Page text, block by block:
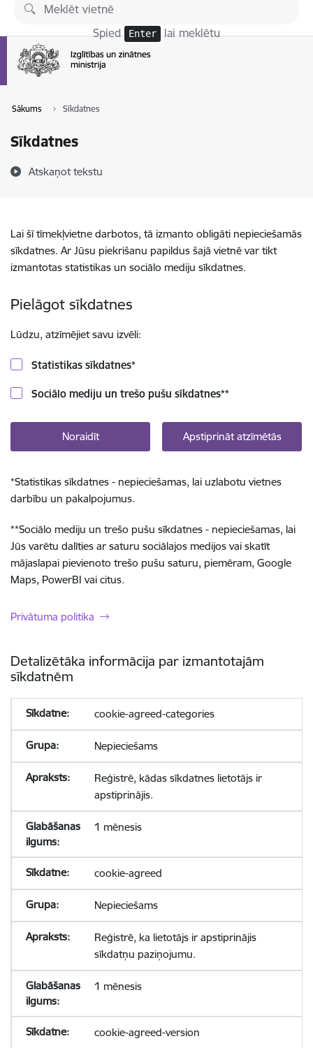
Pāriet uz lapas saturu
Spied Enter lai meklētu
Sākums Sīkdatnes
Sīkdatnes
Atskaņot tekstu
Lai šī tīmekļvietne darbotos, tā izmanto obligāti nepieciešamās
sīkdatnes. Ar Jūsu piekrišanu papildus šajā vietnē var tikt
izmantotas statistikas un sociālo mediju sīkdatnes.
Pielāgot sīkdatnes
Lūdzu, atzīmējiet savu izvēli:
Statistikas sīkdatnes*
Sociālo mediju un trešo pušu sīkdatnes**
Noraidīt Apstiprināt atzīmētās
*Statistikas sīkdatnes - nepieciešamas, lai uzlabotu vietnes
darbību un pakalpojumus.
**Sociālo mediju un trešo pušu sīkdatnes - nepieciešamas, lai
Jūs varētu dalīties ar saturu sociālajos medijos vai skatīt
mājaslapai pievienoto trešo pušu saturu, piemēram, Google
Maps, PowerBI vai citus.
Privātuma politika
Detalizētāka informācija par izmantotajām
sīkdatnēm
cookie-agreed-categories
Nepieciešams
Reģistrē, kādas sīkdatnes lietotājs ir
apstiprinājis.
1 mēnesis
cookie-agreed
Nepieciešams
Reģistrē, ka lietotājs ir apstiprinājis
sīkdatņu paziņojumu.
1 mēnesis
cookie-agreed-version